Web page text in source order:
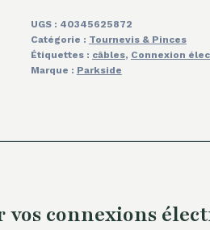
UGS : 40345625872
Catégorie : Tournevis & Pinces
Étiquettes : câbles, Connexion
Marque : Parkside
vos connexions